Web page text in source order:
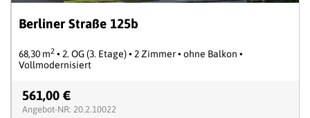
Berliner Straße 125b
68,30 m2 • 2. OG (3. Etage) • 2 Zimmer • ohne Balkon •
Vollmodernisiert
561,00 €
Angebot-NR: 20.2.10022